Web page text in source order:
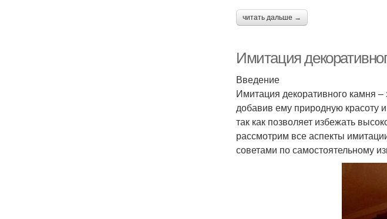
читать дальше →
Имитация
Введение
Имитация декоративного камня
добавив ему природную красоту
так как позволяет избежать
рассмотрим все аспекты
советами по самостоятельному